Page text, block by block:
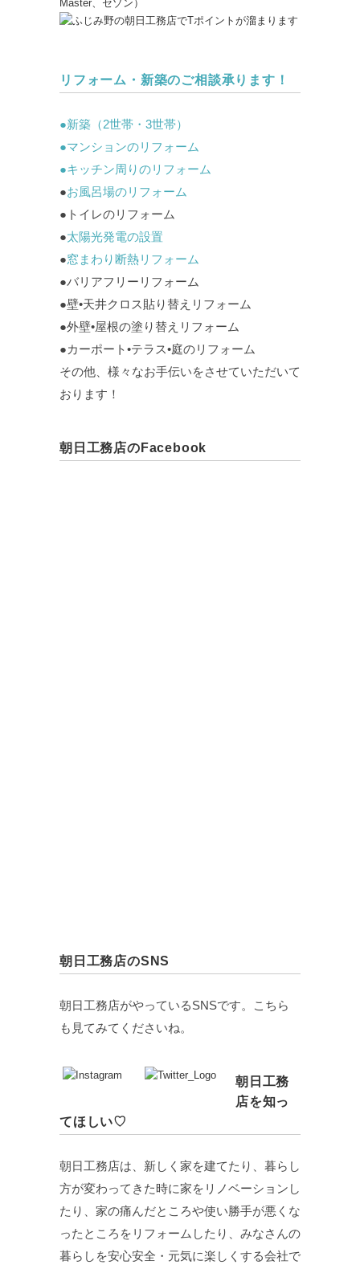
リフォーム・新築のご相談承ります！
●新築（2世帯・3世帯）
●マンションのリフォーム
●キッチン周りのリフォーム
●お風呂場のリフォーム
●トイレのリフォーム
●太陽光発電の設置
●窓まわり断熱リフォーム
●バリアフリーリフォーム
●壁•天井クロス貼り替えリフォーム
●外壁•屋根の塗り替えリフォーム
●カーポート•テラス•庭のリフォーム
その他、様々なお手伝いをさせていただいて
おります！
朝日工務店のFacebook
朝日工務店のSNS
朝日工務店がやっているSNSです。こちら
も見てみてくださいね。
朝日工務
店を知っ
てほしい♡
朝日工務店は、新しく家を建てたり、暮らし
方が変わってきた時に家をリノベーションし
たり、家の痛んだところや使い勝手が悪くな
ったところをリフォームしたり、みなさんの
暮らしを安心安全・元気に楽しくする会社で